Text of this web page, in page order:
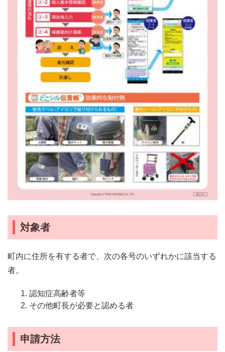
対象者
町内に住所を有する者で、次の各号のいずれかに該当する
者。
認知症高齢者等
その他町長が必要と認める者
申請方法